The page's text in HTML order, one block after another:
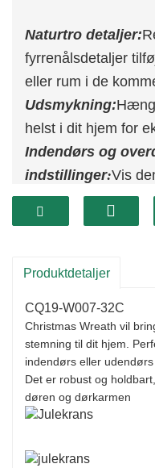
Naturtro detaljer:
fyrrenålsdetaljer
eller rum i de
Udsmykning:
helst i dit hjem for
Indendørs og
indstillinger:Vis
pejsehylder, vægge
nødvendig -
Produktdetaljer
CQ19-W007-32C
Christmas Wreath vil
stemning til dit hjem.
indendørs eller
Det er robust og
døren og dørkarmen